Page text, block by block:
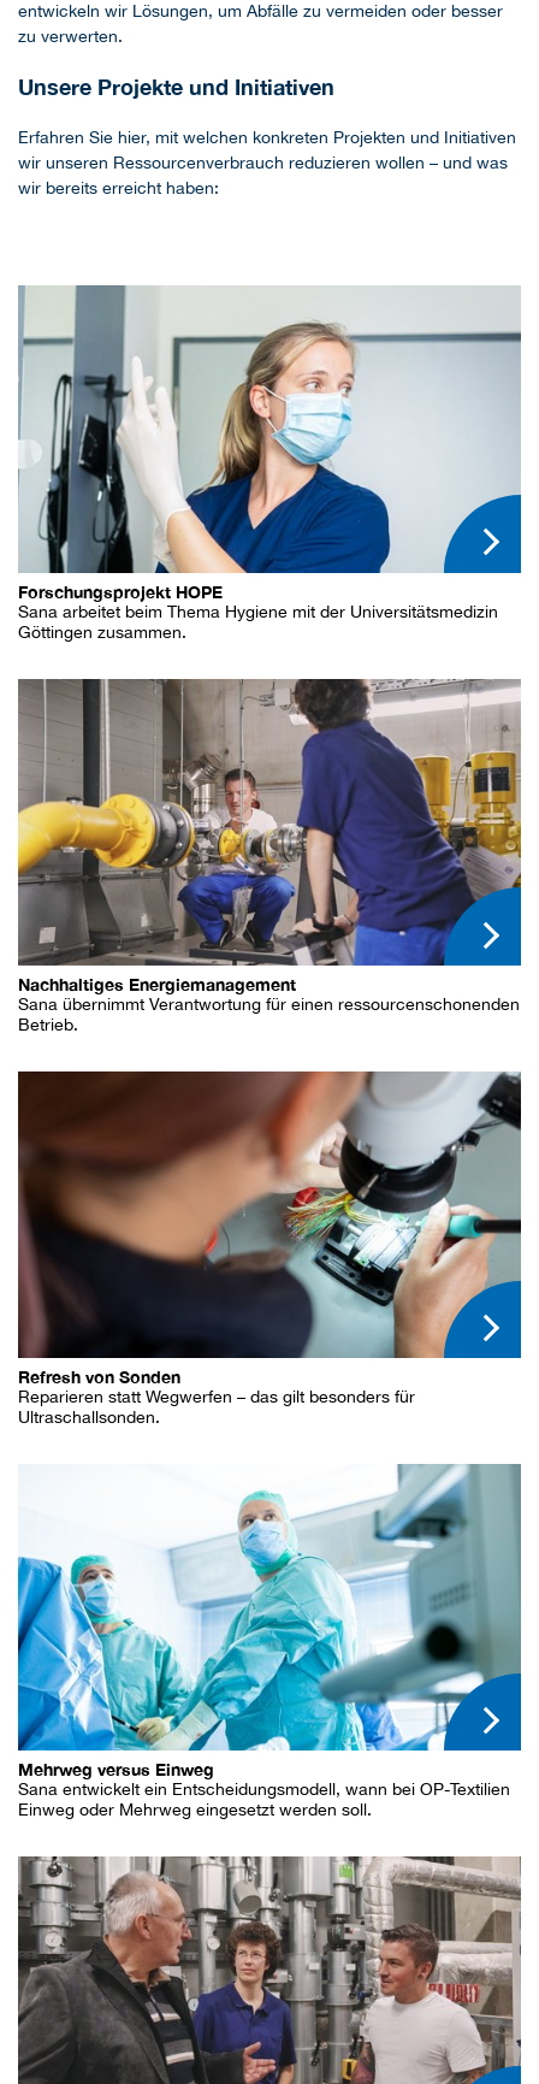
entwickeln wir Lösungen, um Abfälle zu vermeiden oder besser
zu verwerten.
Unsere Projekte und Initiativen
Erfahren Sie hier, mit welchen konkreten Projekten und Initiativen
wir unseren Ressourcenverbrauch reduzieren wollen – und was
wir bereits erreicht haben:
Forschungsprojekt HOPE
Sana arbeitet beim Thema Hygiene mit der Universitätsmedizin
Göttingen zusammen.
Nachhaltiges Energiemanagement
Sana übernimmt Verantwortung für einen ressourcenschonenden
Betrieb.
Refresh von Sonden
Reparieren statt Wegwerfen – das gilt besonders für
Ultraschallsonden.
Mehrweg versus Einweg
Sana entwickelt ein Entscheidungsmodell, wann bei OP-Textilien
Einweg oder Mehrweg eingesetzt werden soll.